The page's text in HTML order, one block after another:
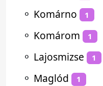
⚬ Komárno 1
⚬ Komárom 1
⚬ Lajosmizse 1
⚬ Maglód 1